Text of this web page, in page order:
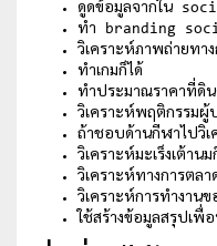
ดูดข้อมูลจากใน
ทำ branding
วิเคราะห์ภาพถ่ายทา
ทำเกมก็ได้
ทำประมาณราคาที่ดิ
วิเคราะห์พฤติกรรมผู้
ถ้าชอบด้านกีฬาไปวิเ
วิเคราะห์มะเร็งเต้าน
วิเคราะห์ทางการตล
วิเคราะห์การทำงาน
ใช้สร้างข้อมูลสรุปเ